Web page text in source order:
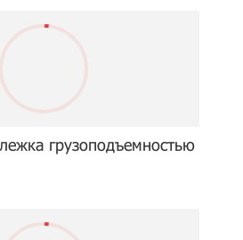
грузоподъемностью